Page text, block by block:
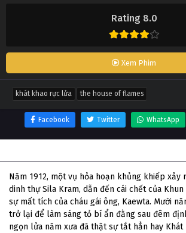
Rating 8.0
Xem Phim
khát khao rực lửa the house of flames
Facebook Twitter WhatsApp
Năm 1912, một vụ hỏa hoạn khủng khiếp xảy
dinh thự Sila Kram, dẫn đến cái chết của
sự mất tích của cháu gái ông, Kaewta. Mười
trở lại để làm sáng tỏ bí ẩn đằng sau đêm
ngọn lửa năm xưa đã thật sự tắt hẳn hay Khát